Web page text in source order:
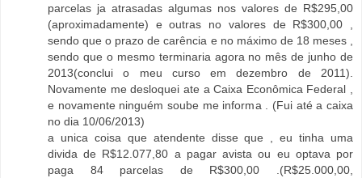
parcelas ja atrasadas algumas nos valores de R$295,00
(aproximadamente) e outras no valores de R$300,00 ,
sendo que o prazo de carência e no máximo de 18 meses ,
sendo que o mesmo terminaria agora no mês de junho de
2013(conclui o meu curso em dezembro de 2011).
Novamente me desloquei ate a Caixa Econômica Federal ,
e novamente ninguém soube me informa . (Fui até a caixa
no dia 10/06/2013)
a unica coisa que atendente disse que , eu tinha uma
divida de R$12.077,80 a pagar avista ou eu optava por
paga 84 parcelas de R$300,00 .(R$25.000,00,